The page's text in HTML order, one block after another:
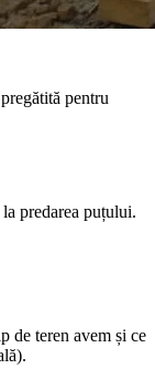
pentru
predarea puțului.
de teren avem și ce